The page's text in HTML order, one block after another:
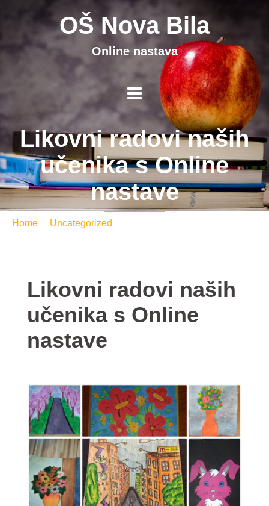
OŠ Nova Bila
Online nastava
Likovni radovi naših
učenika s Online
nastave
Home/ Uncategorized
Likovni radovi naših
učenika s Online
nastave